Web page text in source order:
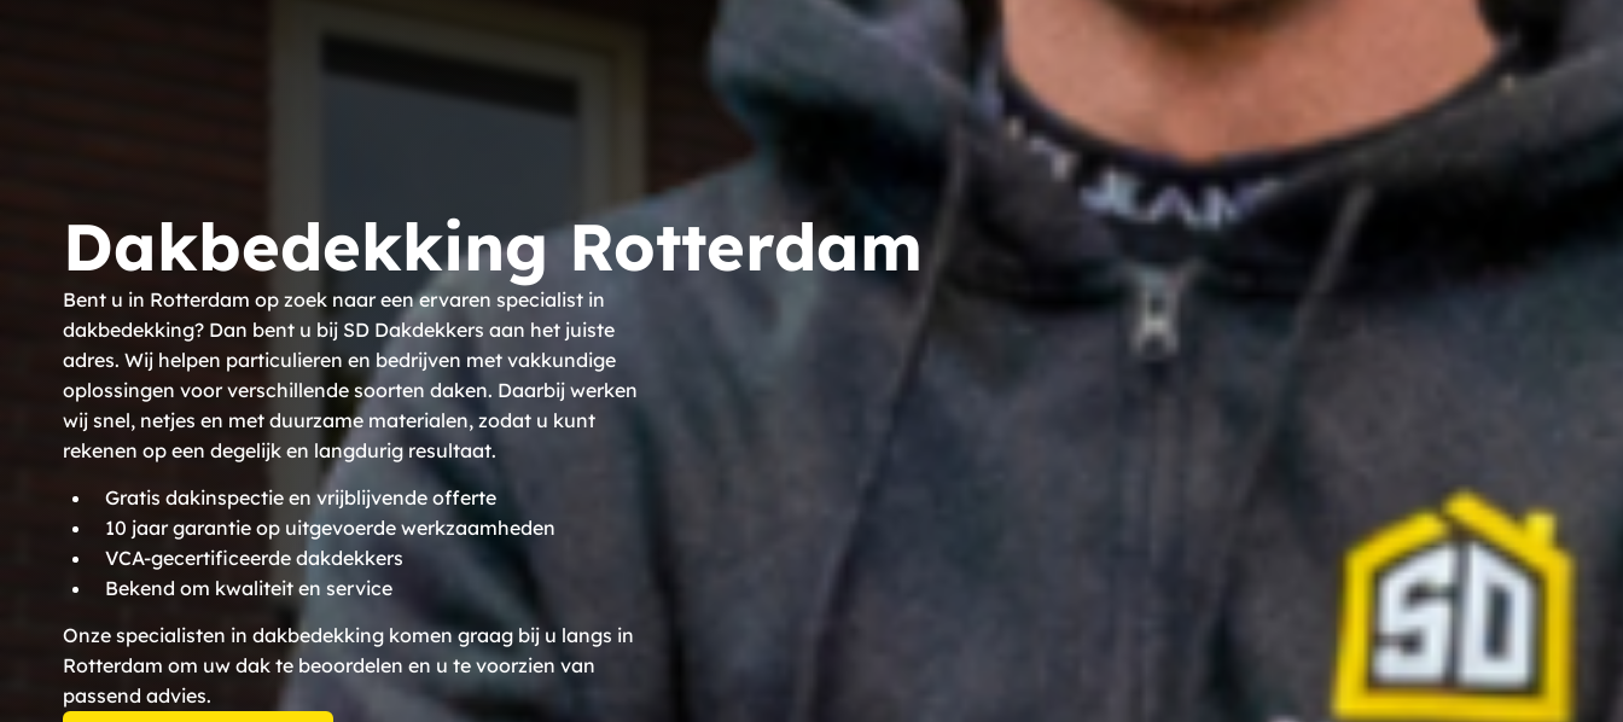
Dakbedekking Rotterdam
Bent u in Rotterdam op zoek naar een ervaren specialist in
dakbedekking? Dan bent u bij SD Dakdekkers aan het juiste
adres. Wij helpen particulieren en bedrijven met vakkundige
oplossingen voor verschillende soorten daken. Daarbij werken
wij snel, netjes en met duurzame materialen, zodat u kunt
rekenen op een degelijk en langdurig resultaat.
Gratis dakinspectie en vrijblijvende offerte
10 jaar garantie op uitgevoerde werkzaamheden
VCA-gecertificeerde dakdekkers
Bekend om kwaliteit en service
Onze specialisten in dakbedekking komen graag bij u langs in
Rotterdam om uw dak te beoordelen en u te voorzien van
passend advies.